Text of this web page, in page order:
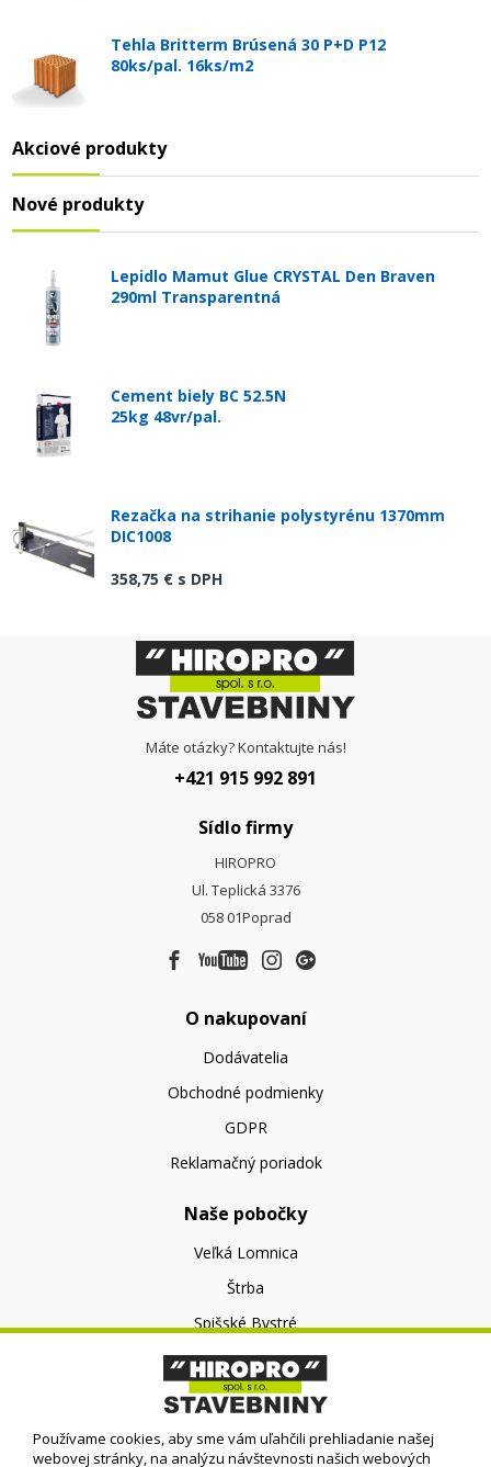
Tehla Britterm Brúsená 30 P+D P12
80ks/pal. 16ks/m2
Akciové produkty
Nové produkty
Lepidlo Mamut Glue CRYSTAL Den Braven
290ml Transparentná
Cement biely BC 52.5N
25kg 48vr/pal.
Rezačka na strihanie polystyrénu 1370mm
DIC1008
358,75 € s DPH
Máte otázky? Kontaktujte nás!
+421 915 992 891
Sídlo firmy
HIROPRO
Ul. Teplická 3376
058 01Poprad
O nakupovaní
Dodávatelia
Obchodné podmienky
GDPR
Reklamačný poriadok
Naše pobočky
Veľká Lomnica
Štrba
Spišské Bystré
O nás
O spoločnosti
Kontakt
Používame cookies, aby sme vám uľahčili prehliadanie našej
webovej stránky, na analýzu návštevnosti našich webových